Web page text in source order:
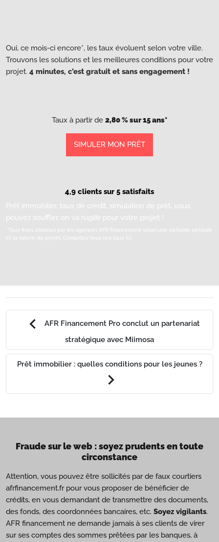
Oui, ce mois-ci encore*, les taux évoluent selon votre ville.
Trouvons les solutions et les meilleures conditions pour votre
projet. 4 minutes, c’est gratuit et sans engagement !
Taux à partir de 2,80 % sur 15 ans*
SIMULER MON PRÊT
4,9 clients sur 5 satisfaits
Prêt immobilier, taux de crédit, simulation de prêt, vous
pouvez souffler, on va rugiiiir pour votre projet !
*Taux fixes obtenus par les agences AFR financement selon une certaine période
et la nature du projet.
Consultez tous nos taux ici.
chevron_left
AFR Financement Pro conclut un partenariat
stratégique avec Miimosa
Prêt immobilier : quelles conditions pour les jeunes ?
chevron_right
Fraude sur le web : soyez prudents en toute
circonstance
Attention, vous pouvez être sollicités par de faux courtiers
afrfinancement.fr pour vous proposer de bénéficier de
crédits, en vous demandant de transmettre des documents,
des fonds, des coordonnées bancaires, etc. Soyez vigilants.
AFR financement ne demande jamais à ses clients de virer
sur ses comptes des sommes prêtées par les banques, à